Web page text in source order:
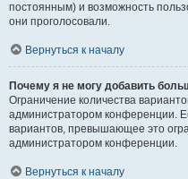
постоянным) и возможность
они проголосовали.
Вернуться к началу
Почему я не могу добавить
Ограничение количества
администратором конференции.
вариантов, превышающее это
администратором конференции.
Вернуться к началу